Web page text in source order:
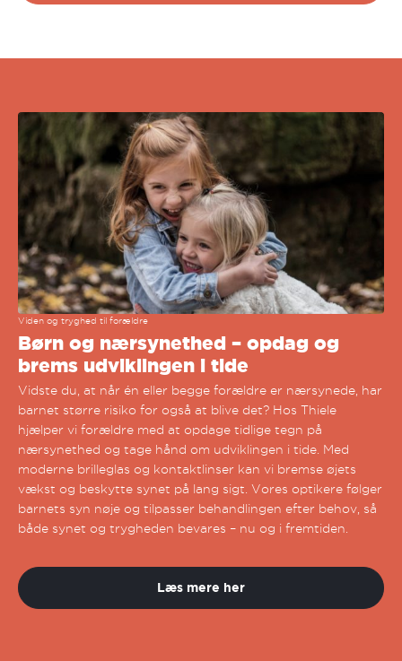
Viden og tryghed til forældre
Børn og nærsynethed – opdag og
brems udviklingen i tide
Vidste du, at når én eller begge forældre er nærsynede, har
barnet større risiko for også at blive det? Hos Thiele
hjælper vi forældre med at opdage tidlige tegn på
nærsynethed og tage hånd om udviklingen i tide. Med
moderne brilleglas og kontaktlinser kan vi bremse øjets
vækst og beskytte synet på lang sigt. Vores optikere følger
barnets syn nøje og tilpasser behandlingen efter behov, så
både synet og trygheden bevares – nu og i fremtiden.
Læs mere her